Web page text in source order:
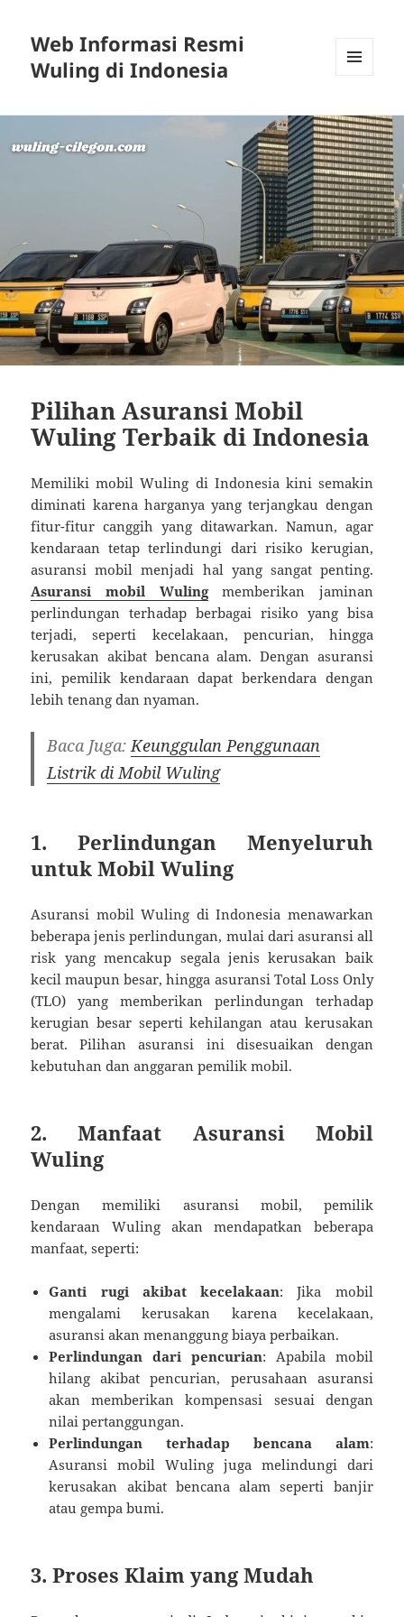
Web Informasi Resmi
Wuling di Indonesia
WIDGET
Pilihan Asuransi Mobil
Wuling Terbaik di Indonesia
Memiliki mobil Wuling di Indonesia kini semakin
diminati karena harganya yang terjangkau dengan
fitur-fitur canggih yang ditawarkan. Namun, agar
kendaraan tetap terlindungi dari risiko kerugian,
asuransi mobil menjadi hal yang sangat penting.
Asuransi mobil Wulingmemberikan jaminan
perlindungan terhadap berbagai risiko yang bisa
terjadi, seperti kecelakaan, pencurian, hingga
kerusakan akibat bencana alam. Dengan asuransi
ini, pemilik kendaraan dapat berkendara dengan
lebih tenang dan nyaman.
Baca Juga:Keunggulan Penggunaan
Listrik di Mobil Wuling
1. Perlindungan Menyeluruh
untuk Mobil Wuling
Asuransi mobil Wuling di Indonesia menawarkan
beberapa jenis perlindungan, mulai dari asuransi all
risk yang mencakup segala jenis kerusakan baik
kecil maupun besar, hingga asuransi Total Loss Only
(TLO) yang memberikan perlindungan terhadap
kerugian besar seperti kehilangan atau kerusakan
berat. Pilihan asuransi ini disesuaikan dengan
kebutuhan dan anggaran pemilik mobil.
2. Manfaat Asuransi Mobil
Wuling
Dengan memiliki asuransi mobil, pemilik
kendaraan Wuling akan mendapatkan beberapa
manfaat, seperti:
Ganti rugi akibat kecelakaan: Jika mobil
mengalami kerusakan karena kecelakaan,
asuransi akan menanggung biaya perbaikan.
Perlindungan dari pencurian: Apabila mobil
hilang akibat pencurian, perusahaan asuransi
akan memberikan kompensasi sesuai dengan
nilai pertanggungan.
Perlindungan terhadap bencana alam:
Asuransi mobil Wuling juga melindungi dari
kerusakan akibat bencana alam seperti banjir
atau gempa bumi.
3. Proses Klaim yang Mudah